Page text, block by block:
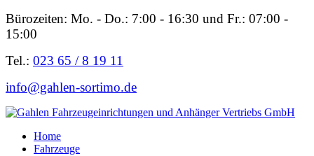
Bürozeiten: Mo. - Do.: 7:00 - 16:30 und Fr.: 07:00 -
15:00
Tel.: 023 65 / 8 19 11
info@gahlen-sortimo.de
Home
Fahrzeuge